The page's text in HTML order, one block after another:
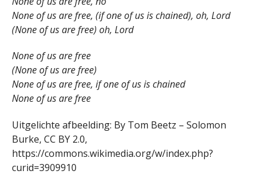
None of us are free, (if one of us is chained), oh, Lord
(None of us are free) oh, Lord
None of us are free
(None of us are free)
None of us are free, if one of us is chained
None of us are free
Uitgelichte afbeelding: By Tom Beetz – Solomon
Burke, CC BY 2.0,
https://commons.wikimedia.org/w/index.php?
curid=3909910